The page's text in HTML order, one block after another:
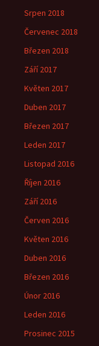
Srpen 2018
Červenec 2018
Březen 2018
Září 2017
Květen 2017
Duben 2017
Březen 2017
Leden 2017
Listopad 2016
Říjen 2016
Září 2016
Červen 2016
Květen 2016
Duben 2016
Březen 2016
Únor 2016
Leden 2016
Prosinec 2015